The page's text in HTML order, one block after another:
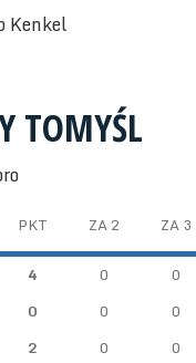
Kenkel
TOMYŚL
PKT ZA 2 ZA 3
4 0
0
0 0
0
2 0
0